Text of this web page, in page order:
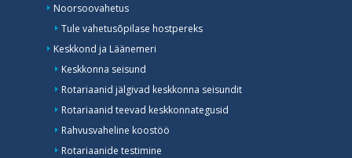
Noorsoovahetus
Tule vahetusõpilase hostpereks
Keskkond ja Läänemeri
Keskkonna seisund
Rotariaanid jälgivad keskkonna seisundit
Rotariaanid teevad keskkonnategusid
Rahvusvaheline koostöö
Rotariaanide testimine